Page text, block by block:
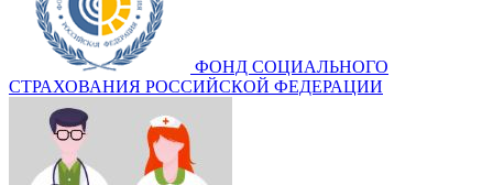
ФОНД СОЦИАЛЬНОГО
СТРАХОВАНИЯ РОССИЙСКОЙ ФЕДЕРАЦИИ